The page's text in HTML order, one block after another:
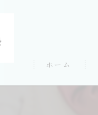
ホーム